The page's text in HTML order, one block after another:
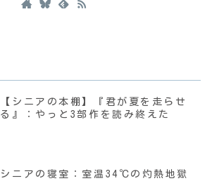
【シニアの本棚】『君が夏を走らせ
る』：やっと3部作を読み終えた
シニアの寝室：室温34℃の灼熱地獄